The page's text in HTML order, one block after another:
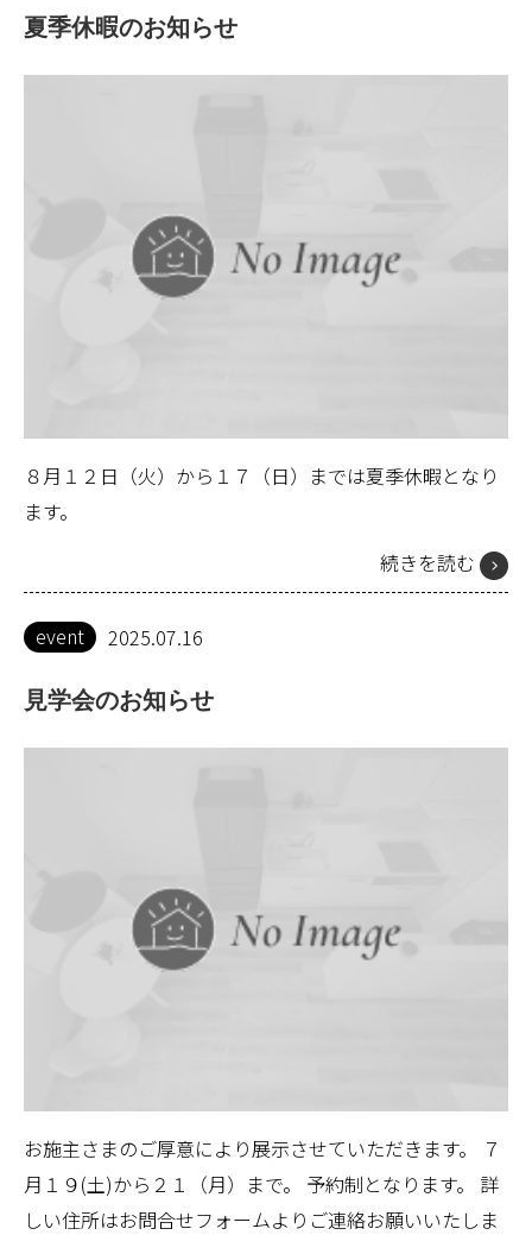
夏季休暇のお知らせ
８月１２日（火）から１７（日）までは夏季休暇となり
ます。
続きを読む
event 2025.07.16
見学会のお知らせ
お施主さまのご厚意により展示させていただきます。 ７
月１９(土)から２１（月）まで。 予約制となります。 詳
しい住所はお問合せフォームよりご連絡お願いいたしま